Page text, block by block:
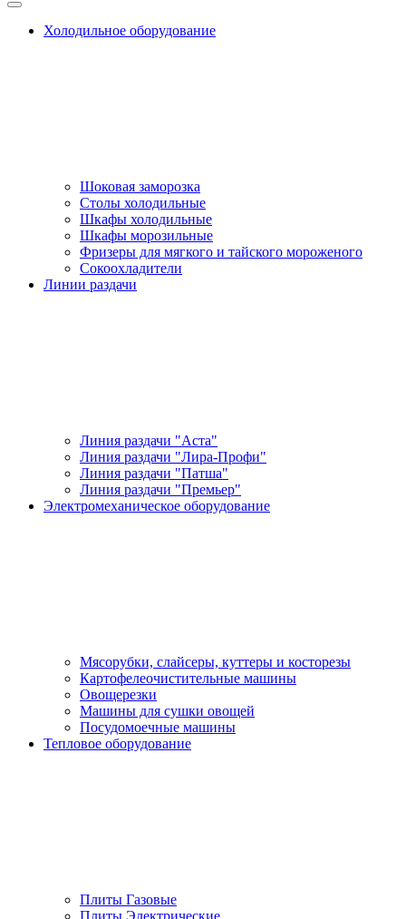
Холодильное оборудование
Шоковая заморозка
Столы холодильные
Шкафы холодильные
Шкафы морозильные
Фризеры для мягкого и тайского мороженого
Сокоохладители
Линии раздачи
Линия раздачи "Аста"
Линия раздачи "Лира-Профи"
Линия раздачи "Патша"
Линия раздачи "Премьер"
Электромеханическое оборудование
Мясорубки, слайсеры, куттеры и косторезы
Картофелеочистительные машины
Овощерезки
Машины для сушки овощей
Посудомоечные машины
Тепловое оборудование
Плиты Газовые
Плиты Электрические